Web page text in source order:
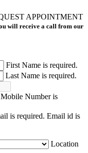
APPOINTMENT
will receive a call from our
First Name is required.
Last Name is required.
Mobile Number is
is required. Email id is
Location